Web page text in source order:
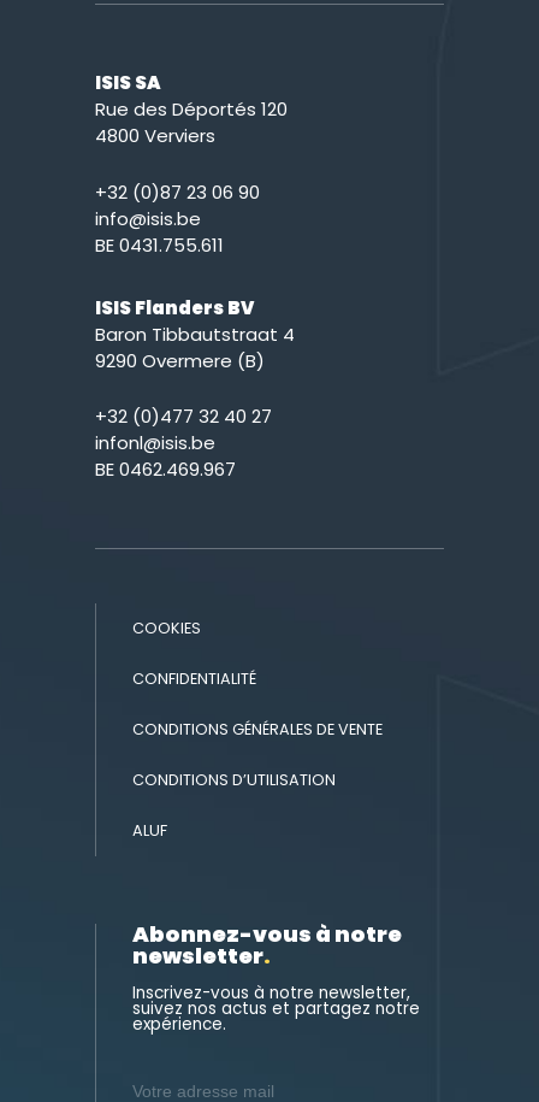
ISIS SA
Rue des Déportés 120
4800 Verviers
+32 (0)87 23 06 90
info@isis.be
BE 0431.755.611
ISIS Flanders BV
Baron Tibbautstraat 4
9290 Overmere (B)
+32 (0)477 32 40 27
infonl@isis.be
BE 0462.469.967
COOKIES
CONFIDENTIALITÉ
CONDITIONS GÉNÉRALES DE VENTE
CONDITIONS D’UTILISATION
ALUF
Abonnez-vous à notre
newsletter.
Inscrivez-vous à notre newsletter,
suivez nos actus et partagez notre
expérience.